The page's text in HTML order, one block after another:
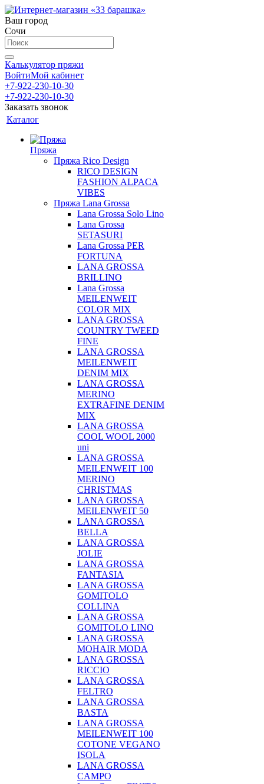
Ваш город
Сочи
Калькулятор пряжи
ВойтиМой кабинет
+7-922-230-10-30
+7-922-230-10-30
Заказать звонок
Каталог
Пряжа
Пряжа Rico Design
RICO DESIGN
FASHION ALPACA
VIBES
Пряжа Lana Grossa
Lana Grossa Solo Lino
Lana Grossa
SETASURI
Lana Grossa PER
FORTUNA
LANA GROSSA
BRILLINO
Lana Grossa
MEILENWEIT
COLOR MIX
LANA GROSSA
COUNTRY TWEED
FINE
LANA GROSSA
MEILENWEIT
DENIM MIX
LANA GROSSA
MERINO
EXTRAFINE DENIM
MIX
LANA GROSSA
COOL WOOL 2000
uni
LANA GROSSA
MEILENWEIT 100
MERINO
CHRISTMAS
LANA GROSSA
MEILENWEIT 50
LANA GROSSA
BELLA
LANA GROSSA
JOLIE
LANA GROSSA
FANTASIA
LANA GROSSA
GOMITOLO
COLLINA
LANA GROSSA
GOMITOLO LINO
LANA GROSSA
MOHAIR MODA
LANA GROSSA
RICCIO
LANA GROSSA
FELTRO
LANA GROSSA
BASTA
LANA GROSSA
MEILENWEIT 100
COTONE VEGANO
ISOLA
LANA GROSSA
CAMPO